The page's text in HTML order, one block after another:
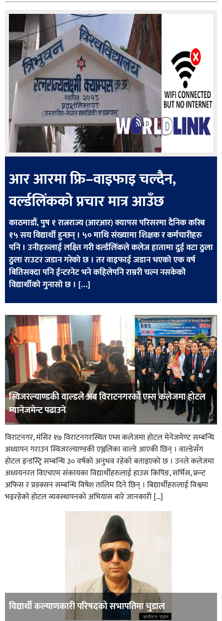
आर आरमा फ्रि–वाइफाइ चल्दैन,
वर्ल्डलिंकको प्रचार मात्र आउँछ
काठमाडौं, पुष १ रात्नराज्य (आरआर) क्यापस परिसरमा दैनिक करिब
१५ सय विद्यार्थी हुन्छन् । ५० माथि संख्यामा शिक्षक र कर्मचारीहरु
पनि । उनीहरुलाई लक्ष्ति गरी वर्ल्डलिंकले कलेज हातामा दुई वटा ठुला
ठुला राउटर जडान गरेको छ । तर वाइफाई जडान भएको एक वर्ष
बितिसक्दा पनि ईन्टरनेट भने कहिलेपनि राम्ररी चल्न नसकेकोे
विद्यार्थीको गुनासो छ । […]
स्विजरल्याण्डकी वाल्डले अब विराटनगरको एम्स कलेजमा होटल
म्यानेजमेन्ट पढाउने
विराटनगर, मंसिर १७ विराटनगरस्थित एम्स कलेजमा होटल मेनेजमेण्ट सम्बन्धि
अध्यापन गराउन स्विजरल्याण्डकी एञ्जलिका वाल्डे आएकी छिन् । वाल्डेसँग
होटल इन्डस्ट्रि सम्बन्धि ३० वर्षको अनुभव रहेको बताइएको छ । उनले कलेजमा
अध्ययनरत विएचएम संकायका विद्यार्थीहरुलाई हाउस किपिङ, सर्भिस, फ्रन्ट
अफिस र प्रडक्सन सम्बन्धि विषेश तालिम दिने छिन् । बिद्यार्थीहरुलाई विश्वमा
भइरहेको होटल व्यवस्थापनको अभियास बारे जानकारी […]
विद्यार्थी कल्याणकारी परिषदको सभापतिमा चुडाल